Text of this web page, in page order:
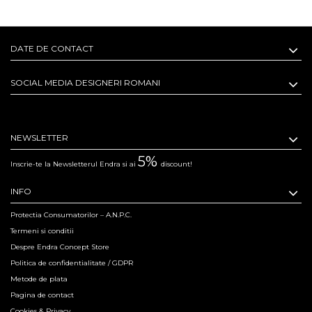
DATE DE CONTACT
SOCIAL MEDIA DESIGNERI ROMANI
NEWSLETTER
Inscrie-te la Newsletterul Endra si ai 5% discount!
INFO
Protectia Consumatorilor – A.N.P.C.
Termeni si conditii
Despre Endra Concept Store
Politica de confidentialitate / GDPR
Metode de plata
Pagina de contact